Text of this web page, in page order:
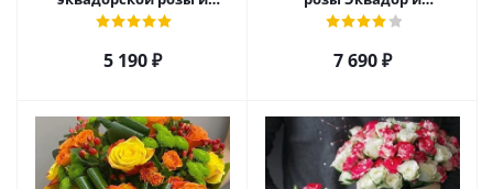
ирисов. арт. 28484
5 190₽
гиперикума арт. 6976
7 690₽